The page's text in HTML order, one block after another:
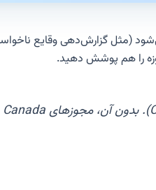
(مثل گزارش‌دهی وقایع
را هم پوشش دهید.